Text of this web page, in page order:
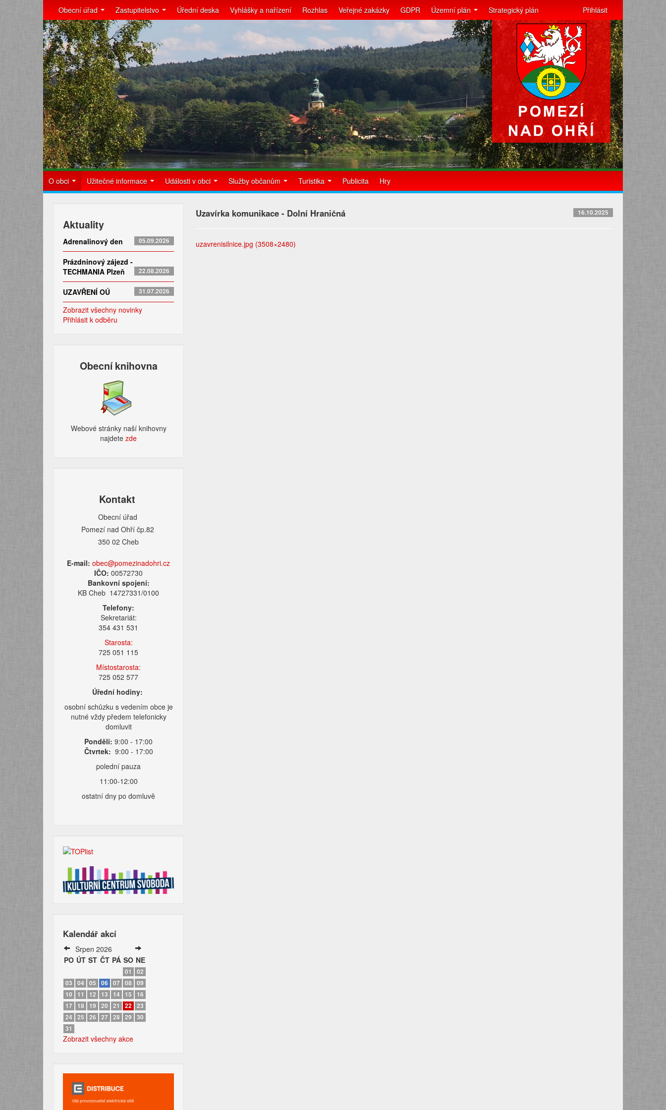
Obecní úřad Zastupitelstvo Úřední deska Vyhlášky a nařízení Rozhlas Veřejné zakázky GDPR Územní plán Strategický plán Přihlásit
O obci Užitečné informace Události v obci Služby občanům Turistika Publicita Hry
Aktuality
Adrenalinový den 05.09.2026
Prázdninový zájezd -
TECHMANIA Plzeň
22.08.2026
UZAVŘENÍ OÚ 31.07.2026
Zobrazit všechny novinky
Přihlásit k odběru
Obecní knihovna
Webové stránky naší knihovny
najdetezde​
Kontakt
Obecní úřad
Pomezí nad Ohří čp.82
350 02 Cheb
E-mail: obec@pomezinadohri.cz
IČO:00572730
Bankovní spojení:
KB Cheb 14727331/0100
Telefony:
Sekretariát:
354 431 531
Starosta:
725 051 115
Místostarosta:
725 052 577
Úřední hodiny:
osobní schůzku s vedením obce je
nutné vždy předem telefonicky
domluvit
Pondělí: 9:00 - 17:00
Čtvrtek: 9:00 - 17:00
polední pauza
11:00-12:00
ostatní dny po domluvě
Kalendář akcí
Srpen 2026
PO ÚT ST ČT PÁ SO NE
01
02
03
04 05 06 07 08
09
10
11 12 13 14 15
16
17 18 19 20 21 22
23
24
25 26 27 28 29
30
31
Zobrazit všechny akce
Uzavírka komunikace - Dolní Hraničná 16.10.2025
uzavrenisilnice.jpg (3508×2480)